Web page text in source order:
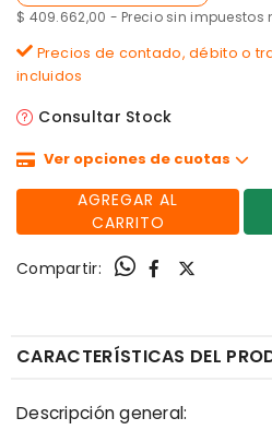
$ 409.662,00 - Precio sin impuestos
Precios de contado, débito o
incluidos
Consultar Stock
Ver opciones de cuotas
AGREGAR AL
CARRITO
Compartir:
CARACTERÍSTICAS DEL
Descripción general: